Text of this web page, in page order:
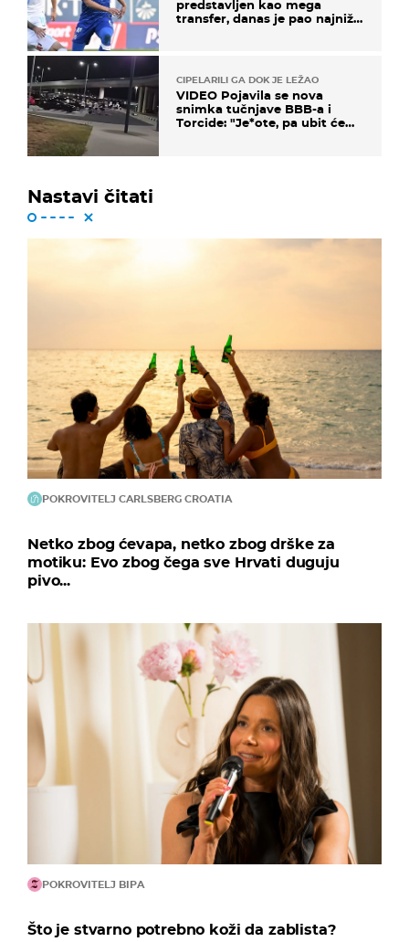
predstavljen kao mega
transfer, danas je pao najniže
CIPELARILI GA DOK JE LEŽAO
VIDEO Pojavila se nova
snimka tučnjave BBB-a i
Torcide: "Je*ote, pa ubit će
Nastavi čitati
POKROVITELJ CARLSBERG CROATIA
Netko zbog ćevapa, netko zbog drške za
motiku: Evo zbog čega sve Hrvati duguju
pivo...
POKROVITELJ BIPA
Što je stvarno potrebno koži da zablista?